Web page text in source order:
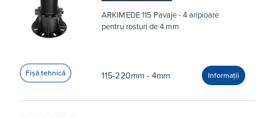
ARKIMEDE 115 Pavaje - 4 aripioare
pentru rosturi de 4 mm
115-220mm - 4mm